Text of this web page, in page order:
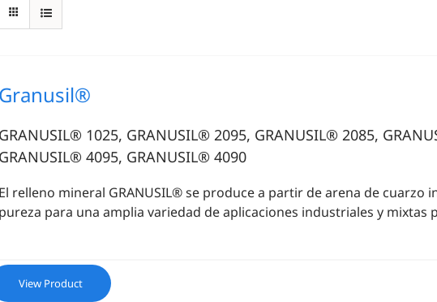
Granusil®
GRANUSIL® 1025, GRANUSIL® 2095, GRANUSIL® 2085,
GRANUSIL® 4095, GRANUSIL® 4090
El relleno mineral GRANUSIL® se produce a partir de arena de cuarzo
pureza para una amplia variedad de aplicaciones industriales y mixtas
View Product